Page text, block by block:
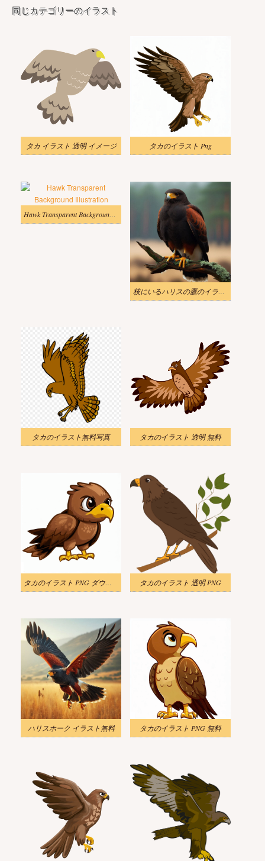
同じカテゴリーのイラスト
タカ イラスト 透明 イメージ タカのイラスト Png
Hawk Transparent Background Illustration
枝にいるハリスの鷹のイラスト
タカのイラスト無料写真 タカのイラスト 透明 無料
タカのイラスト PNG ダウンロード タカのイラスト 透明 PNG
ハリスホーク イラスト無料 タカのイラスト PNG 無料